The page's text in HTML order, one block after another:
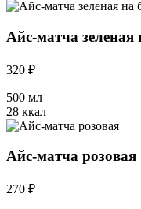
Айс-матча зеленая
320 ₽
500 мл
28 ккал
Айс-матча розовая
270 ₽